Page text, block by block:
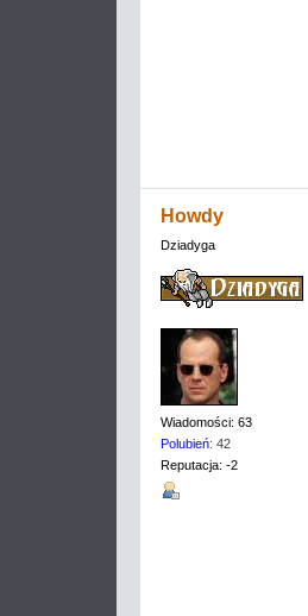
Howdy
Dziadyga
Wiadomości: 63
Polubień: 42
Reputacja: -2